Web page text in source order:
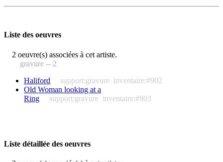
Liste des oeuvres
2 oeuvre(s) associées à cet artiste.
gravure -- 2
Haliford
support:gravure inventaire:#902
Old Woman looking at a
Ring
support:gravure inventaire:#903
Liste détaillée des oeuvres